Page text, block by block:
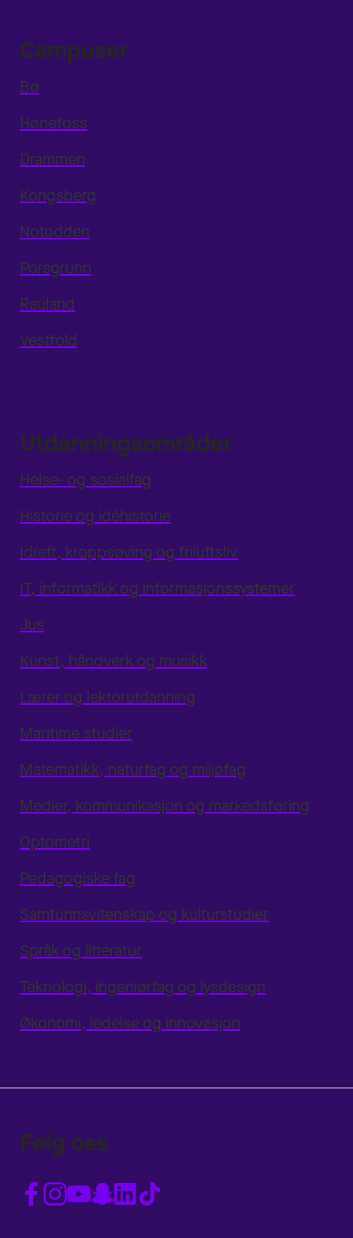
Campuser
Bø
Hønefoss
Drammen
Kongsberg
Notodden
Porsgrunn
Rauland
Vestfold
Utdanningsområder
Helse- og sosialfag
Historie og idéhistorie
Idrett, kroppsøving og friluftsliv
IT, informatikk og informasjonssystemer
Jus
Kunst, håndverk og musikk
Lærer og lektorutdanning
Maritime studier
Matematikk, naturfag og miljøfag
Medier, kommunikasjon og markedsføring
Optometri
Pedagogiske fag
Samfunnsvitenskap og kulturstudier
Språk og litteratur
Teknologi, ingeniørfag og lysdesign
Økonomi, ledelse og innovasjon
Følg oss